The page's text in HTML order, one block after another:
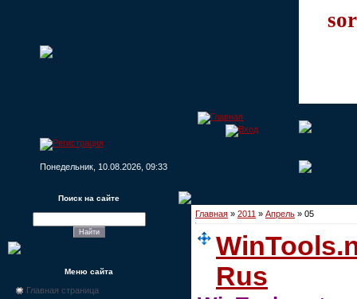
Понедельник, 10.08.2026, 09:33
Поиск на сайте
Меню сайта
Главная страница
Главная » 2011 » Апрель » 05
Rus